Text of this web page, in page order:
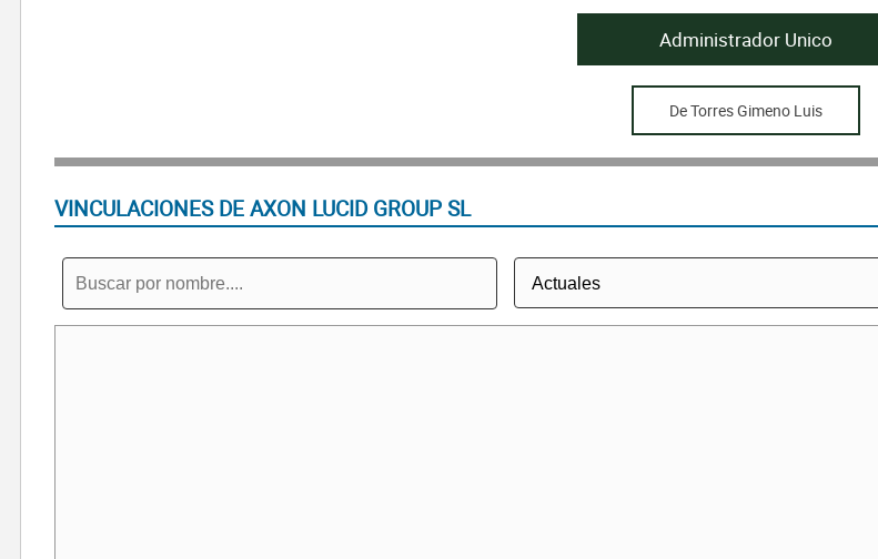
Administrador Unico
De Torres Gimeno Luis
VINCULACIONES DE AXON LUCID GROUP SL